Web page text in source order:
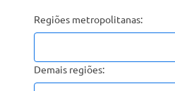
Regiões metropolitanas:
Demais regiões: